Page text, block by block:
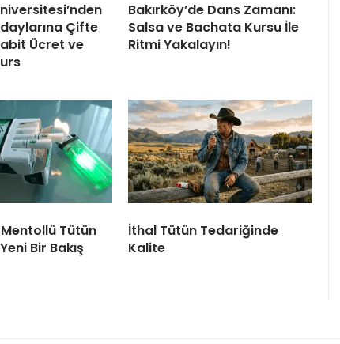
Çifte
Ücret ve
Bakırköy’de Dans Zamanı:
Salsa ve Bachata Kursu İle
Ritmi Yakalayın!
Tütün
Bir Bakış
İthal Tütün Tedariğinde
Kalite